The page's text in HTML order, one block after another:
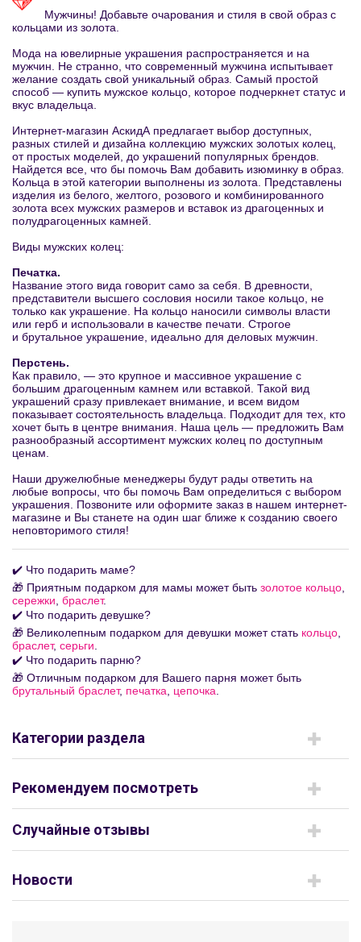
Мужчины! Добавьте очарования и стиля в свой образ с
кольцами из золота.
Мода на ювелирные украшения распространяется и на
мужчин. Не странно, что современный мужчина испытывает
желание создать свой уникальный образ. Самый простой
способ — купить мужское кольцо, которое подчеркнет статус и
вкус владельца.
Интернет-магазин АскидА предлагает выбор доступных,
разных стилей и дизайна коллекцию мужских золотых колец,
от простых моделей, до украшений популярных брендов.
Найдется все, что бы помочь Вам добавить изюминку в образ.
Кольца в этой категории выполнены из золота. Представлены
изделия из белого, желтого, розового и комбинированного
золота всех мужских размеров и вставок из драгоценных и
полудрагоценных камней.
Виды мужских колец:
Печатка.
Название этого вида говорит само за себя. В древности,
представители высшего сословия носили такое кольцо, не
только как украшение. На кольцо наносили символы власти
или герб и использовали в качестве печати. Строгое
и брутальное украшение, идеально для деловых мужчин.
Перстень.
Как правило, — это крупное и массивное украшение с
большим драгоценным камнем или вставкой. Такой вид
украшений сразу привлекает внимание, и всем видом
показывает состоятельность владельца. Подходит для тех, кто
хочет быть в центре внимания. Наша цель — предложить Вам
разнообразный ассортимент мужских колец по доступным
ценам.
Наши дружелюбные менеджеры будут рады ответить на
любые вопросы, что бы помочь Вам определиться с выбором
украшения. Позвоните или оформите заказ в нашем интернет-
магазине и Вы станете на один шаг ближе к созданию своего
неповторимого стиля!
✔️ Что подарить маме?
🎁 Приятным подарком для мамы может быть золотое кольцо
сережки браслет.
✔️ Что подарить девушке?
🎁 Великолепным подарком для девушки может стать кольцо
браслет, серьги
✔️ Что подарить парню?
🎁 Отличным подарком для Вашего парня может быть
брутальный браслет, печатка цепочка
Категории раздела
Рекомендуем посмотреть
Случайные отзывы
Новости